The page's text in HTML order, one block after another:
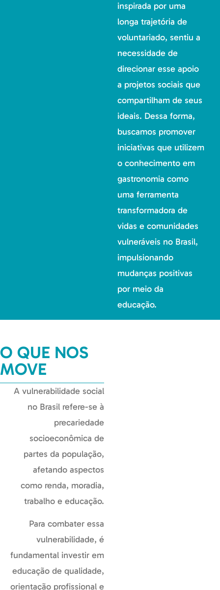
inspirada por uma
longa trajetória de
voluntariado, sentiu a
necessidade de
direcionar esse apoio
a projetos sociais que
compartilham de seus
ideais. Dessa forma,
buscamos promover
iniciativas que utilizem
o conhecimento em
gastronomia como
uma ferramenta
transformadora de
vidas e comunidades
vulneráveis no Brasil,
impulsionando
mudanças positivas
por meio da
educação.
O QUE NOS
MOVE
A vulnerabilidade social
no Brasil refere-se à
precariedade
socioeconômica de
partes da população,
afetando aspectos
como renda, moradia,
trabalho e educação.
Para combater essa
vulnerabilidade, é
fundamental investir em
educação de qualidade,
orientação profissional e